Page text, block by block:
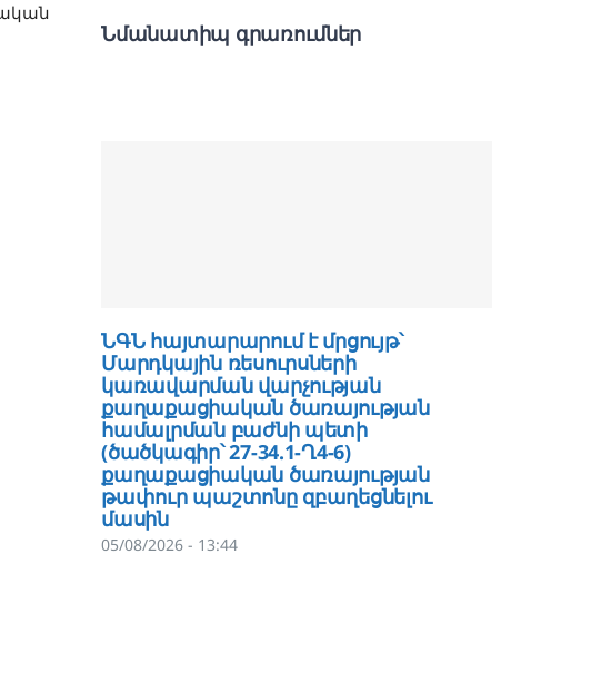
Նմանատիպ գրառումներ
ՆԳՆ հայտարարում է մրցույթ՝
Մարդկային ռեսուրսների
կառավարման վարչության
քաղաքացիական ծառայության
համալրման բաժնի պետի
(ծածկագիր՝ 27-34.1-Ղ4-6)
քաղաքացիական ծառայության
թափուր պաշտոնը զբաղեցնելու
մասին
05/08/2026 - 13:44